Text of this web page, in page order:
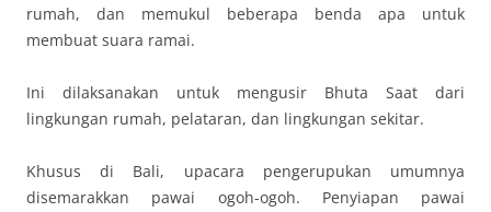
rumah, dan memukul beberapa benda apa untuk
membuat suara ramai.
Ini dilaksanakan untuk mengusir Bhuta Saat dari
lingkungan rumah, pelataran, dan lingkungan sekitar.
Khusus di Bali, upacara pengerupukan umumnya
disemarakkan pawai ogoh-ogoh. Penyiapan pawai